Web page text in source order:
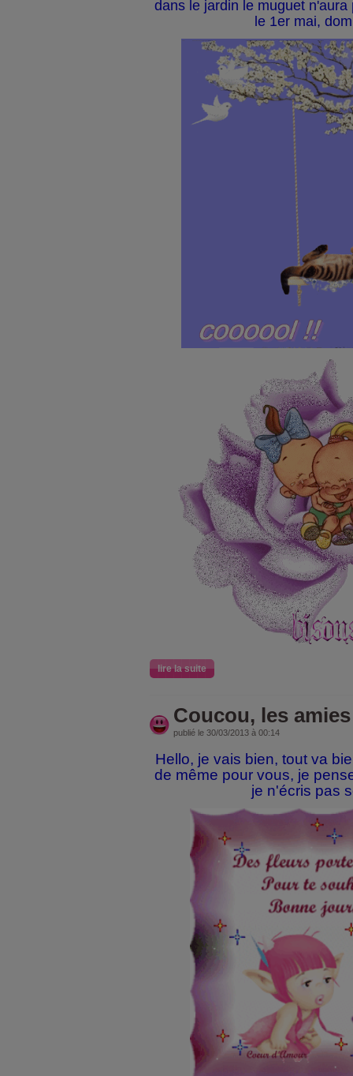
dans le jardin le muguet
le 1er mai,
lire la suite
Coucou, les
publié le 30/03/2013 à 00:14
Hello, je vais bien, tout va
de même pour vous, je
je n'écris pas